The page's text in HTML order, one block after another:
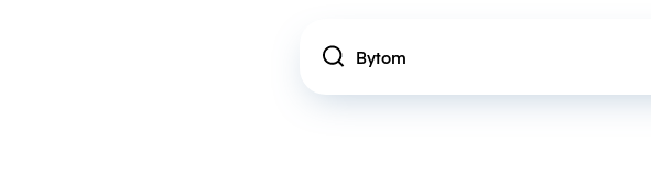
Location